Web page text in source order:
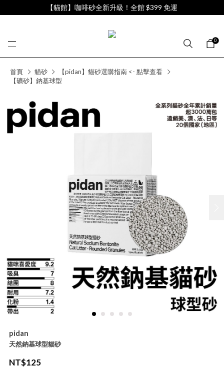
【貓館】咖啡砂全新升級！全館 $399 免運
0
首頁 貓砂
【pidan】貓砂選購指南 <- 點擊查看
【礦砂】鈉基球型
pidan
天然鈉基球型貓砂
NT$125